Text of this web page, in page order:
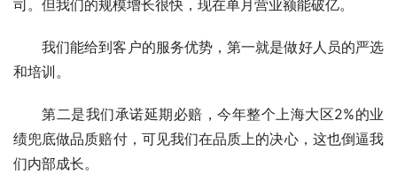
司。但我们的规模增长很快，现在单月营业额能破亿。
我们能给到客户的服务优势，第一就是做好人员的严选
和培训。
第二是我们承诺延期必赔，今年整个上海大区2%的业
绩兜底做品质赔付，可见我们在品质上的决心，这也倒逼我
们内部成长。